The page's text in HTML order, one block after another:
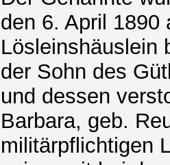
den 6. April 1890
Lösleinshäuslein
der Sohn des
und dessen
Barbara, geb.
militärpflichtigen